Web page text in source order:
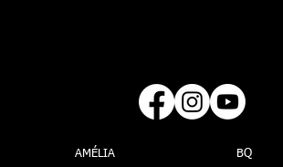
AMÉLIA BQ